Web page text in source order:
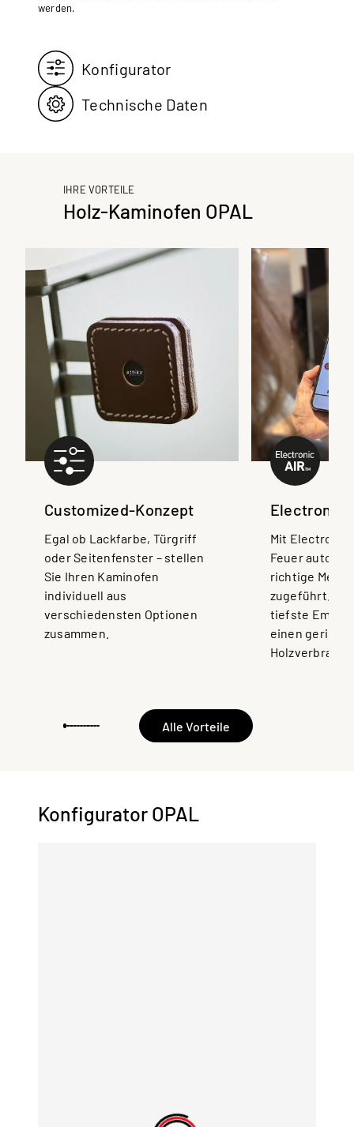
werden.
Konfigurator
Technische Daten
IHRE VORTEILE
Holz-Kaminofen OPAL
Customized-Konzept
Egal ob Lackfarbe, Türgriff
oder Seitenfenster – stellen
Sie Ihren Kaminofen
individuell aus
verschiedensten Optionen
zusammen.
Mit
Feuer
richtige
zugeführt.
tiefste
einen
Alle Vorteile
Konfigurator OPAL